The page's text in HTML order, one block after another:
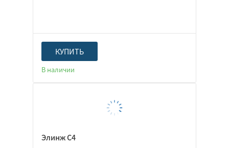
КУПИТЬ
В наличии
Элинж С4